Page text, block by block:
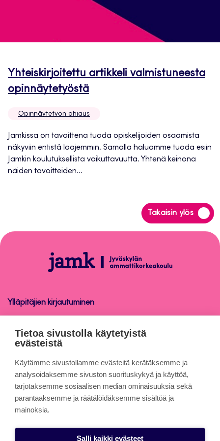
Yhteiskirjoitettu artikkeli valmistuneesta
opinnäytetyöstäAvautuu
Opinnäytetyön ohjaus
Jamkissa on tavoittena tuoda opiskelijoiden osaamista
näkyviin entistä laajemmin. Samalla haluamme tuoda esiin
Jamkin koulutuksellista vaikuttavuutta. Yhtenä keinona
näiden tavoitteiden...
Takaisin ylös
Siirry
takaisin
Opinnäytetyön
ohjaus
Ylläpitäjien kirjautuminen
Opinnäytetyön ohjaus
Tietoa sivuista
Evästeet
Saavutettavuusseloste
Tietosuojaseloste
Tietoa sivustolla käytetyistä
evästeistä
Käytämme sivustollamme evästeitä kerätäksemme ja
analysoidaksemme sivuston suorituskykyä ja käyttöä,
tarjotaksemme sosiaalisen median ominaisuuksia sekä
parantaaksemme ja räätälöidäksemme sisältöä ja
mainoksia.
Salli kaikki evästeet